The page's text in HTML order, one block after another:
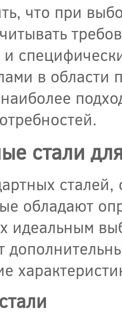
что при
и
в области
стали
обладают